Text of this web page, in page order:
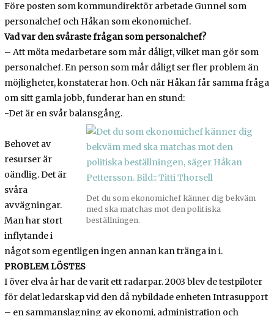
Före posten som kommundirektör arbetade Gunnel som
personalchef och Håkan som ekonomichef.
Vad var den svåraste frågan som personalchef?
– Att möta medarbetare som mår dåligt, vilket man gör som
personalchef. En person som mår dåligt ser fler problem än
möjligheter, konstaterar hon. Och när Håkan får samma fråga
om sitt gamla jobb, funderar han en stund:
-Det är en svår balansgång.
Det du som ekonomichef känner dig bekväm
med ska matchas mot den politiska
beställningen.
Behovet av
resurser är
oändlig. Det är
svåra
avvägningar.
Man har stort
inflytande i
något som egentligen ingen annan kan tränga in i.
PROBLEM LÖSTES
I över elva år har de varit ett radarpar. 2003 blev de testpiloter
för delat ledarskap vid den då nybildade enheten Intrasupport
– en sammanslagning av ekonomi, administration och